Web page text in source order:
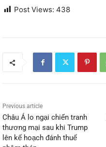
Post Views: 438
Previous article
Châu Á lo ngại chiến tranh
thương mại sau khi Trump
lên kế hoạch đánh thuế